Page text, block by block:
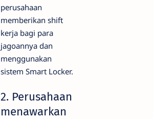
perusahaan
memberikan shift
kerja bagi para
jagoannya dan
menggunakan
sistem Smart Locker.
2. Perusahaan
menawarkan